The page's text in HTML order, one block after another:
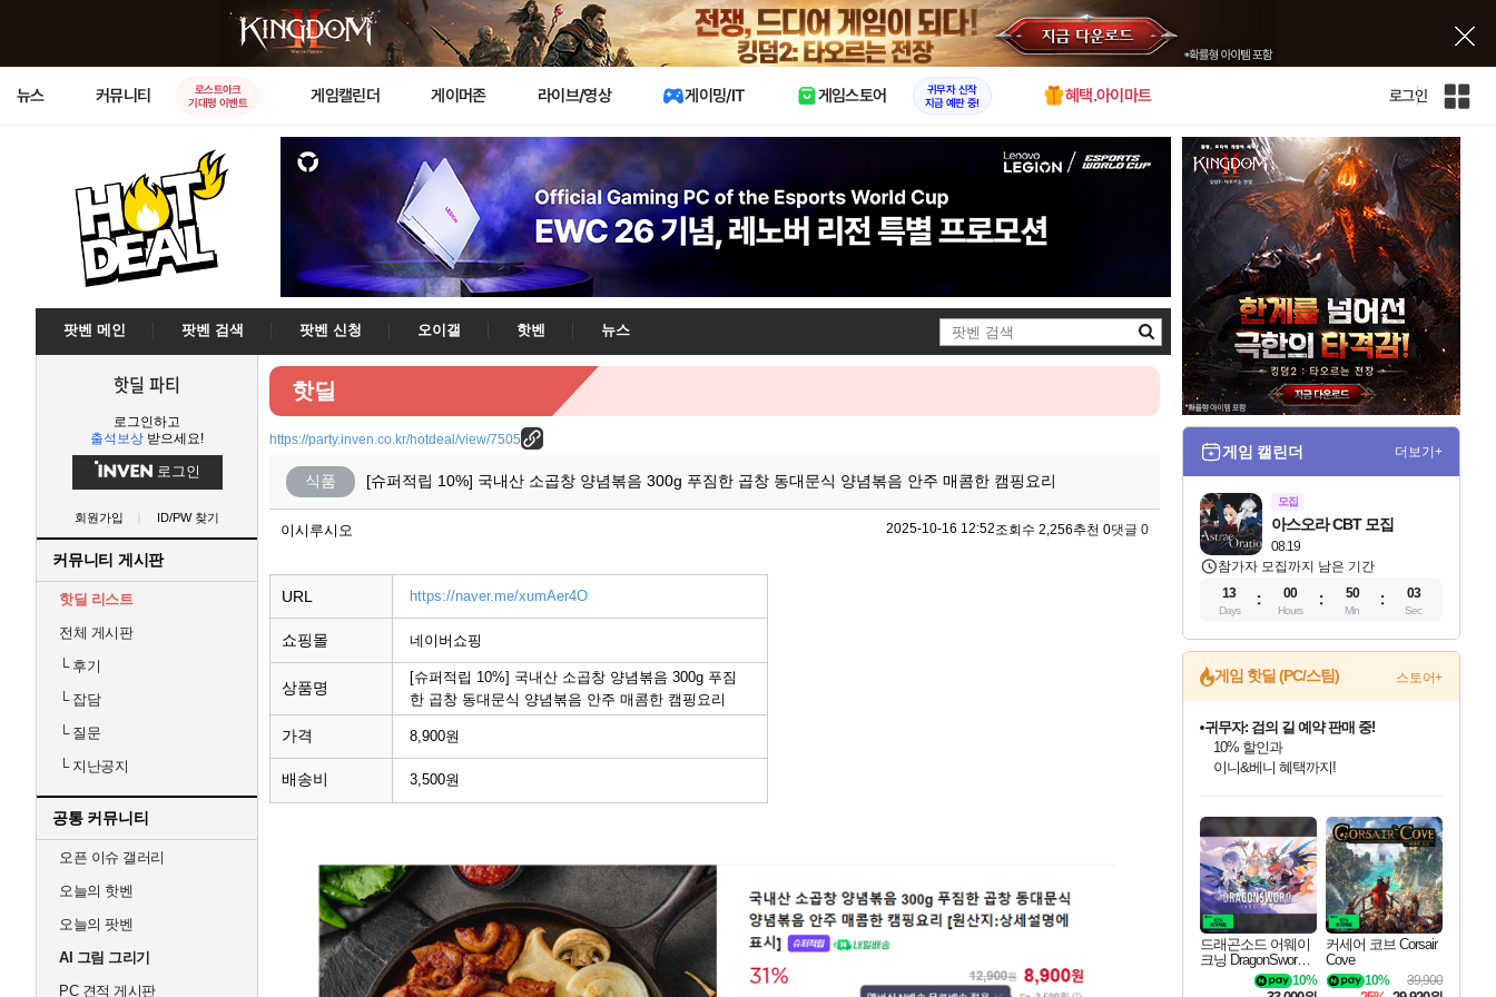
X
뉴스 커뮤니티
로스트아크
기대평 이벤트
게임캘린더 게이머존 라이브/영상 게이밍/IT 게임스토어
귀무자 신작
지금 예판 중!
혜택.아이마트 로그인
인
전
체
사
이
트
맵
팟벤 메인 팟벤 검색 팟벤 신청 오이갤 핫벤
뉴스
검
색
핫딜 파티
로그인하고
출석보상 받으세요!
로그인
회원가입 ID/PW 찾기
커뮤니티 게시판
핫딜 리스트
전체 게시판
└후기
└잡담
└질문
└지난공지
공통 커뮤니티
오픈 이슈 갤러리
오늘의 핫벤
오늘의 팟벤
AI 그림 그리기
PC 견적 게시판
핫딜
https://party.inven.co.kr/hotdeal/view/7505
식품 [슈퍼적립 10%] 국내산 소곱창 양념볶음 300g 푸짐한 곱창 동대문식 양념볶음 안주 매콤한 캠핑요리
이시루시오 2025-10-16 12:52조회수 2,256추천 0댓글 0
URL https://naver.me/xumAer4O
쇼핑몰 네이버쇼핑
상품명
[슈퍼적립 10%] 국내산 소곱창 양념볶음 300g 푸짐
한 곱창 동대문식 양념볶음 안주 매콤한 캠핑요리
가격 8,900원
배송비 3,500원
게임 캘린더 더보기+
모집
08.19
아스오라 CBT 모집
참가자 모집까지 남은 기간
13
Days
00
Hours
50
Min
01
Sec
게임 핫딜 (PC/스팀) 스토어+
네이버혜택과 함께 만나보세요!
50%할인&추가 적립까지!
귀무자: 검의 길 예약 판매 중!
10% 할인과
이니&베니 혜택까지!
네이버 혜택가와 함께 예약하세요!
할인&네이버혜택으로 만나보세요!
네이버페이 혜택과 만나보세요!
40주년 프로모션으로 만나보세요!
네이버 포인트 혜택까지!
할인가에 만나보세요!
일부 에디션 상시 할인!
혜택으로 예약 판매 중
편안하게 충전하세요
드래곤소드 어웨이
크닝 DragonSword A
10%
커세어 코브 Corsair
Cove
39,900
10%